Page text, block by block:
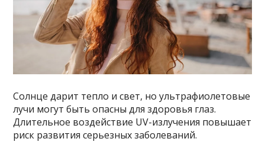
Солнце дарит тепло и свет, но ультрафиолетовые
лучи могут быть опасны для здоровья глаз.
Длительное воздействие UV-излучения повышает
риск развития серьезных заболеваний.